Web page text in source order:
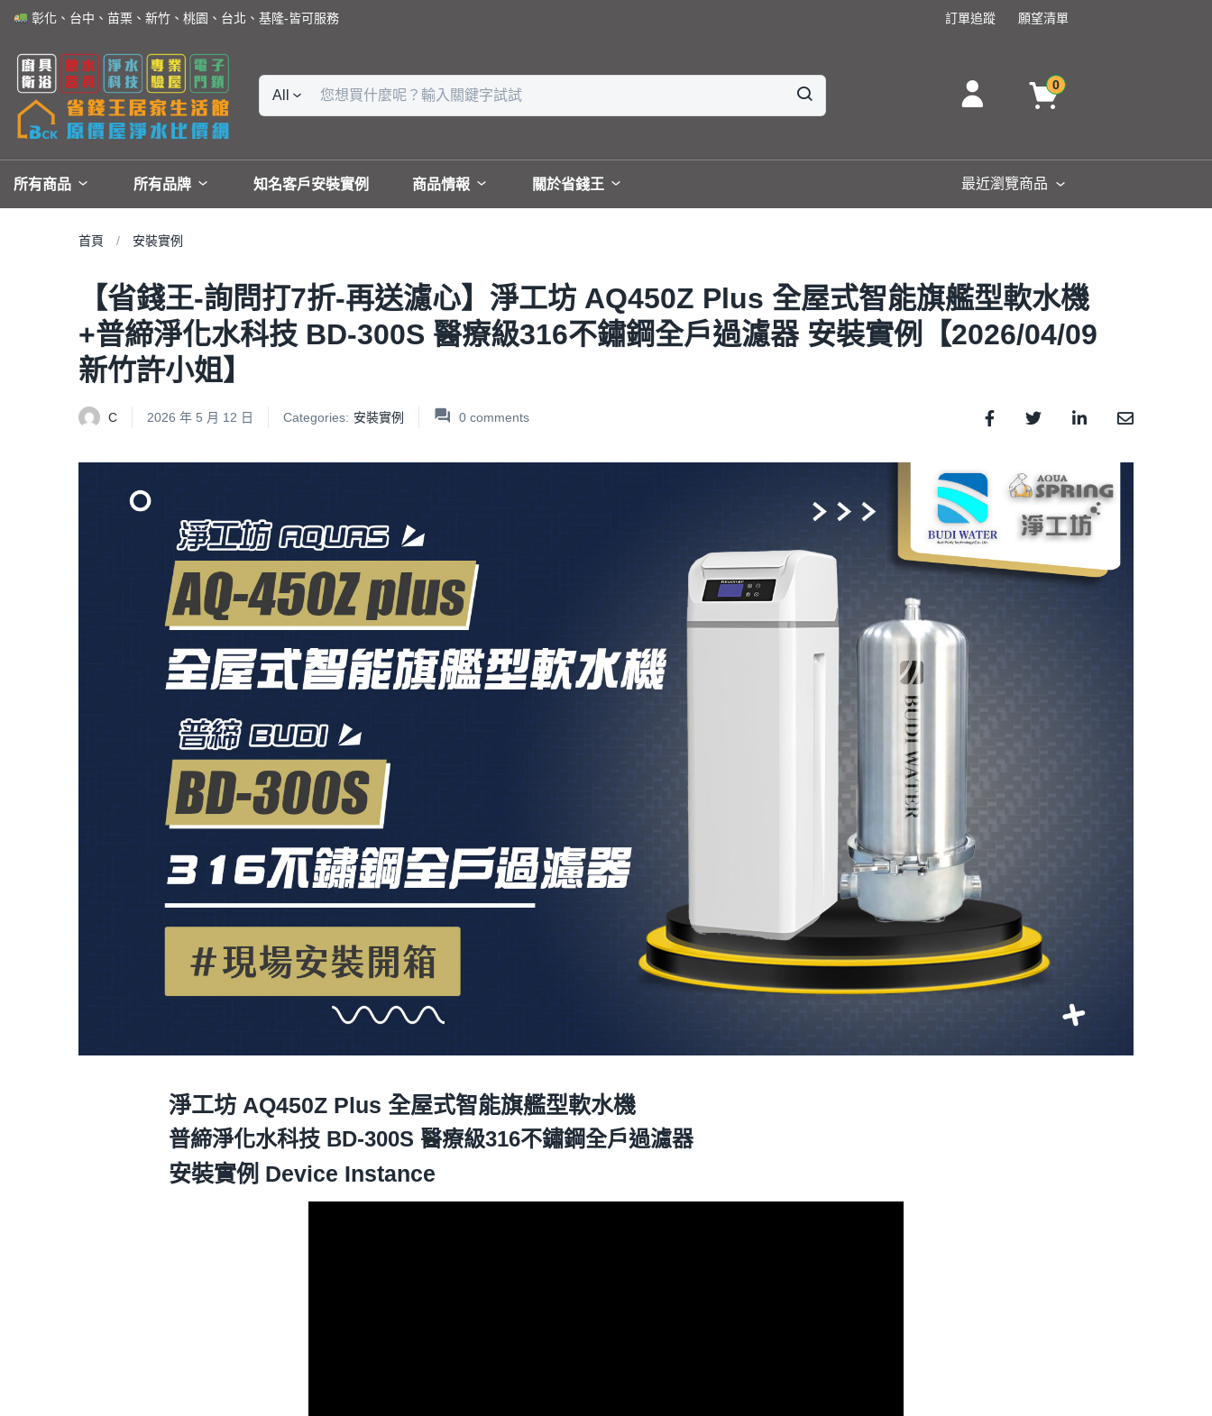
彰化、台中、苗栗、新竹、桃園、台北、基隆-皆可服務 訂單追蹤 願望清單
All
0
所有商品 所有品牌 知名客戶安裝實例 商品情報 關於省錢王 最近瀏覽商品
首頁 安裝實例
【省錢王-詢問打7折-再送濾心】淨工坊 AQ450Z Plus 全屋式智能旗艦型軟水機
+普締淨化水科技 BD-300S 醫療級316不鏽鋼全戶過濾器 安裝實例【2026/04/09
新竹許小姐】
C 2026 年 5 月 12 日 Categories: 安裝實例 0 comments
淨工坊 AQ450Z Plus 全屋式智能旗艦型軟水機
普締淨化水科技 BD-300S 醫療級316不鏽鋼全戶過濾器
安裝實例 Device Instance